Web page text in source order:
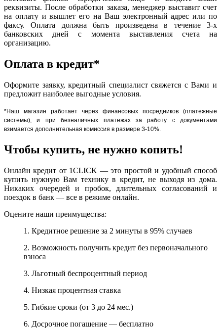
реквизиты. После обработки заказа, менеджер выставит счет
на оплату и вышлет его на Ваш электронный адрес или по
факсу. Оплата должна быть произведена в течение 3-х
банковских дней с момента выставления счета на
организацию.
Оплата в кредит*
Оформите заявку, кредитный специалист свяжется с Вами и
предложит наиболее выгодные условия.
*Наш магазин работает через финансовых посредников (платежные
системы), и при безналичных платежах за работу с документами
взимается дополнительная комиссия в размере 3-10%.
Чтобы купить, не нужно копить!
Онлайн кредит от 1CLICK — это простой и удобный способ
купить нужную Вам технику в кредит, не выходя из дома.
Никаких очередей и пробок, длительных согласований и
поездок в банк — все в режиме онлайн.
Оцените наши преимущества:
1. Кредитное решение за 2 минуты в 95% случаев
2. Возможность получить кредит без первоначального
взноса
3. Льготный беспроцентный период
4. Низкая процентная ставка
5. Гибкие сроки (от 3 до 24 мес.)
6. Досрочное погашение — бесплатно